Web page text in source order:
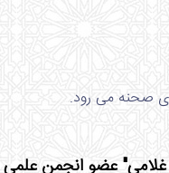
صحنه می رود.